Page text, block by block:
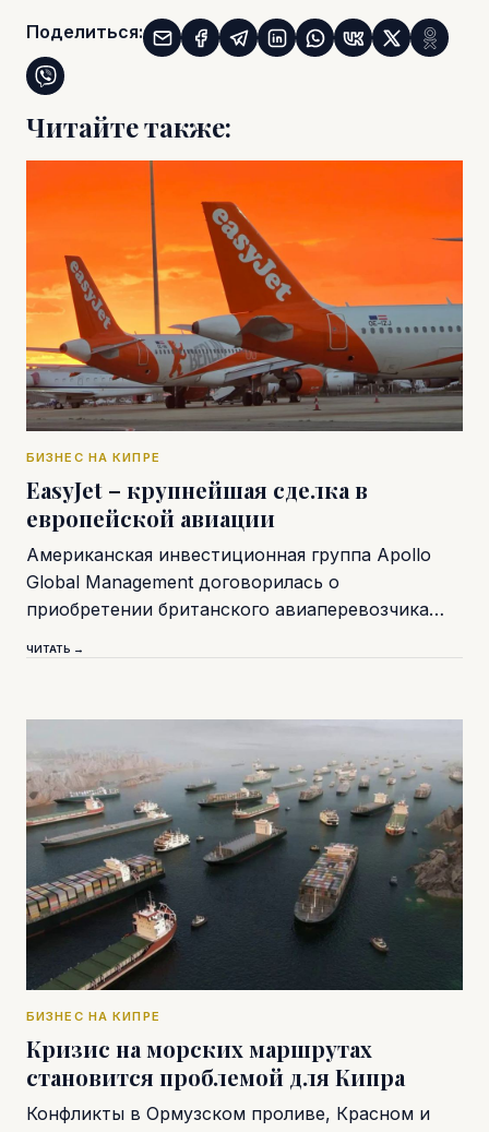
Поделиться:
Читайте также:
БИЗНЕС НА КИПРЕ
EasyJet – крупнейшая сделка в
европейской авиации
Американская инвестиционная группа Apollo
Global Management договорилась о
приобретении британского авиаперевозчика…
ЧИТАТЬ →
БИЗНЕС НА КИПРЕ
Кризис на морских маршрутах
становится проблемой для Кипра
Конфликты в Ормузском проливе, Красном и